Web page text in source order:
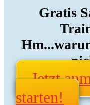
Gratis
Jetzt
starten!